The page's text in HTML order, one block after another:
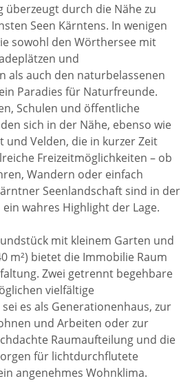
überzeugt durch die Nähe zu
Seen Kärntens. In wenigen
sowohl den Wörthersee mit
und
als auch den naturbelassenen
Paradies für Naturfreunde.
Schulen und öffentliche
sich in der Nähe, ebenso wie
und Velden, die in kurzer Zeit
Freizeitmöglichkeiten – ob
Wandern oder einfach
Seenlandschaft sind in der
wahres Highlight der Lage.
mit kleinem Garten und
m²) bietet die Immobilie Raum
Zwei getrennt begehbare
vielfältige
es als Generationenhaus, zur
und Arbeiten oder zur
Raumaufteilung und die
für lichtdurchflutete
angenehmes Wohnklima.